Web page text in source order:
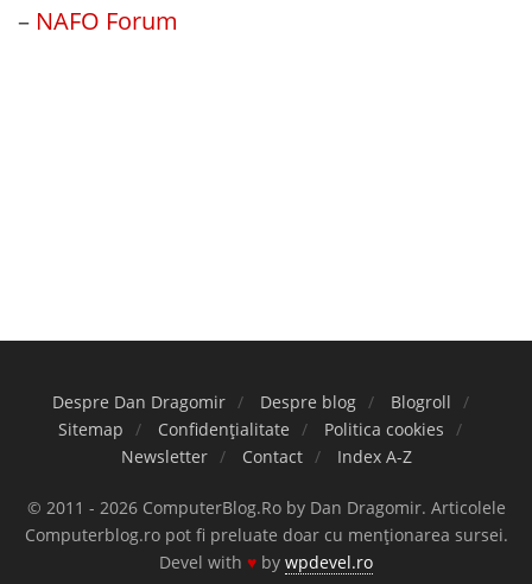
– NAFO Forum
Despre Dan Dragomir Despre blog
Blogroll
Sitemap
Confidențialitate
Politica cookies
Newsletter
Contact Index A-Z
© 2011 - 2026 ComputerBlog.Ro by Dan Dragomir. Articolele
Computerblog.ro pot fi preluate doar cu menționarea sursei.
Devel with ♥ by wpdevel.ro